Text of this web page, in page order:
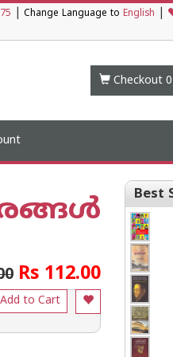
Change Language to English
Checkout 0
Rs 112.00
Add to Cart
Best